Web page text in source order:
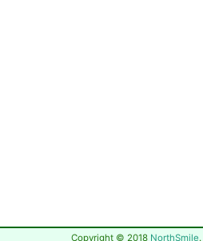
Copyright © 2018 NorthSmile